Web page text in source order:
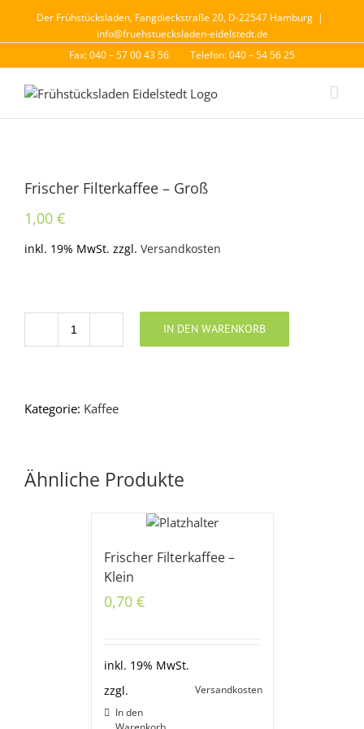
Der Frühstücksladen, Fangdieckstraße 20, D-22547 Hamburg |
info@fruehstuecksladen-eidelstedt.de
Fax: 040 – 57 00 43 56
Telefon: 040 – 54 56 25
Frischer Filterkaffee – Groß
1,00 €
inkl. 19% MwSt. zzgl. Versandkosten
Anzahl
IN DEN WARENKORB
Kategorie: Kaffee
Ähnliche Produkte
Frischer Filterkaffee –
Klein
0,70 €
inkl. 19% MwSt.
zzgl.
Versandkosten
In den